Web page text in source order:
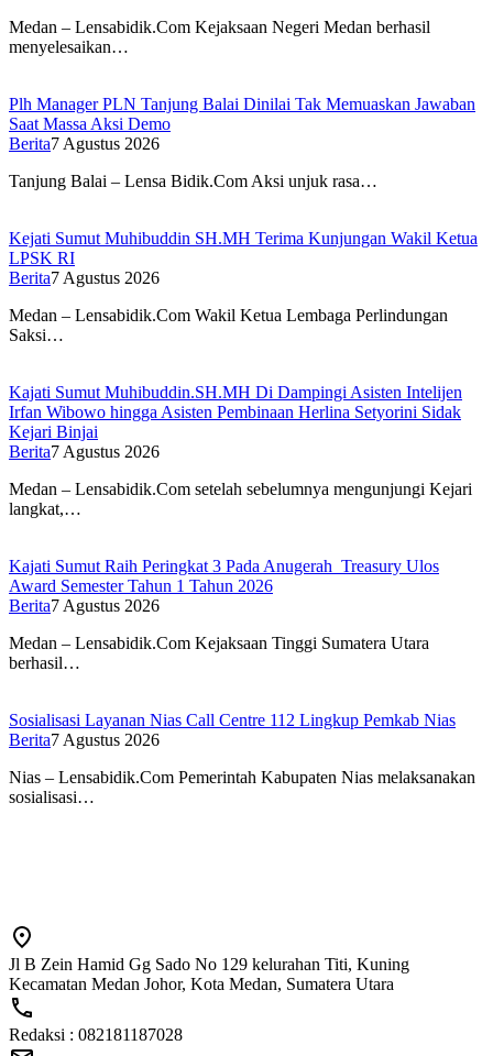
Medan – Lensabidik.Com Kejaksaan Negeri Medan berhasil
menyelesaikan…
Plh Manager PLN Tanjung Balai Dinilai Tak Memuaskan Jawaban
Saat Massa Aksi Demo
Berita7 Agustus 2026
Tanjung Balai – Lensa Bidik.Com Aksi unjuk rasa…
Kejati Sumut Muhibuddin SH.MH Terima Kunjungan Wakil Ketua
LPSK RI
Berita7 Agustus 2026
Medan – Lensabidik.Com Wakil Ketua Lembaga Perlindungan
Saksi…
Kajati Sumut Muhibuddin.SH.MH Di Dampingi Asisten Intelijen
Irfan Wibowo hingga Asisten Pembinaan Herlina Setyorini Sidak
Kejari Binjai
Berita7 Agustus 2026
Medan – Lensabidik.Com setelah sebelumnya mengunjungi Kejari
langkat,…
Kajati Sumut Raih Peringkat 3 Pada Anugerah Treasury Ulos
Award Semester Tahun 1 Tahun 2026
Berita7 Agustus 2026
Medan – Lensabidik.Com Kejaksaan Tinggi Sumatera Utara
berhasil…
Sosialisasi Layanan Nias Call Centre 112 Lingkup Pemkab Nias
Berita7 Agustus 2026
Nias – Lensabidik.Com Pemerintah Kabupaten Nias melaksanakan
sosialisasi…
Jl B Zein Hamid Gg Sado No 129 kelurahan Titi, Kuning
Kecamatan Medan Johor, Kota Medan, Sumatera Utara
Redaksi : 082181187028